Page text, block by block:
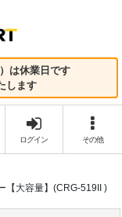
は休業日です
します
ログイン その他
【大容量】(CRG-519II )